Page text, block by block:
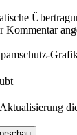
Kommentar